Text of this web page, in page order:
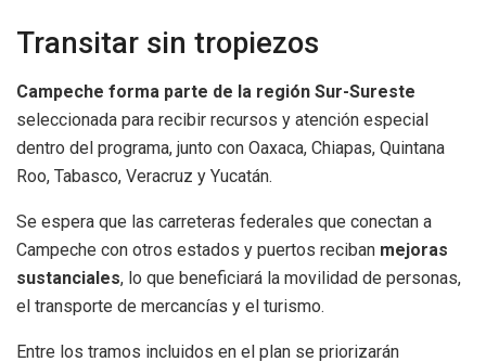
Transitar sin tropiezos
Campeche forma parte de la región Sur-Sureste
seleccionada para recibir recursos y atención especial
dentro del programa, junto con Oaxaca, Chiapas, Quintana
Roo, Tabasco, Veracruz y Yucatán.
Se espera que las carreteras federales que conectan a
Campeche con otros estados y puertos reciban mejoras
sustanciales, lo que beneficiará la movilidad de personas,
el transporte de mercancías y el turismo.
Entre los tramos incluidos en el plan se priorizarán